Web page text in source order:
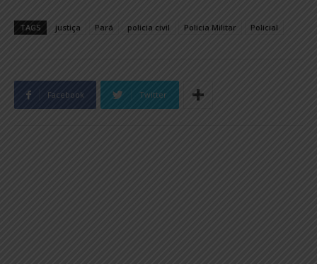
TAGS justiça Pará policia civil Policia Militar Policial
Facebook Twitter